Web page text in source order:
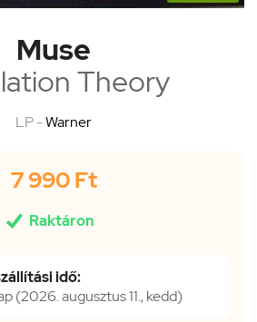
Muse
Theory
LP -Warner
7 990 Ft
 Raktáron
idő:
(2026. augusztus 11., kedd)